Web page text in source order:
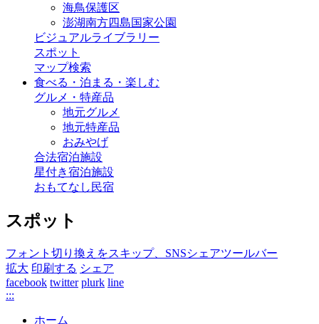
海鳥保護区
澎湖南方四島国家公園
ビジュアルライブラリー
スポット
マップ検索
食べる・泊まる・楽しむ
グルメ・特産品
地元グルメ
地元特産品
おみやげ
合法宿泊施設
星付き宿泊施設
おもてなし民宿
スポット
フォント切り換えをスキップ、SNSシェアツールバー
拡大 印刷する シェア
facebook twitter plurk line
:::
ホーム